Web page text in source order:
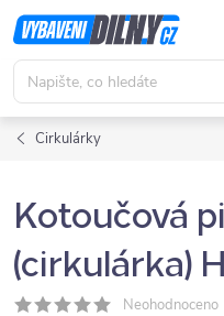
Přejít
na
obsah
Cirkulárky
Kotoučová
(cirkulárka)
Neohodnoceno